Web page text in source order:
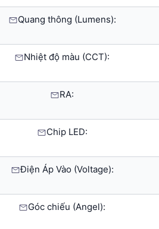
Quang thông (Lumens):
Nhiệt độ màu (CCT):
RA:
Chip LED:
Điện Áp Vào (Voltage):
Góc chiếu (Angel):